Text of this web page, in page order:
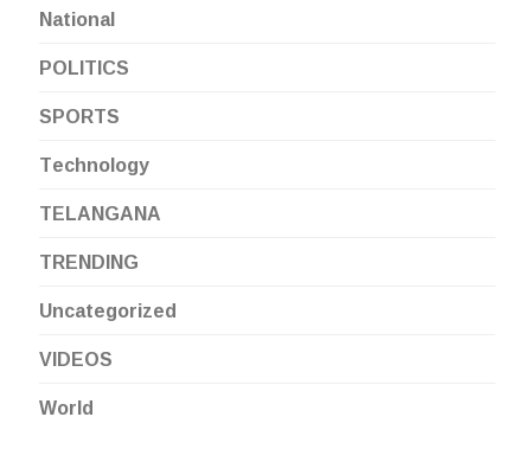
National
POLITICS
SPORTS
Technology
TELANGANA
TRENDING
Uncategorized
VIDEOS
World